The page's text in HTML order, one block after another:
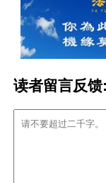
读者留言反馈: